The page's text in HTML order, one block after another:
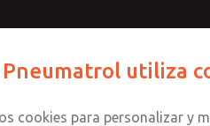
Pneumatrol utiliza
cookies para personalizar y